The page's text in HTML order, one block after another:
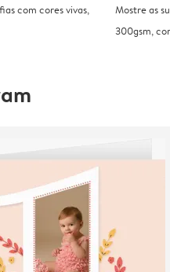
com cores vivas,
Mostre as
300gsm,